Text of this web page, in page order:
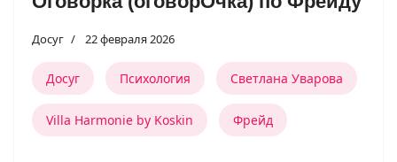
Досуг 22 февраля 2026
Досуг Психология Светлана Уварова
Villa Harmonie by Koskin Фрейд